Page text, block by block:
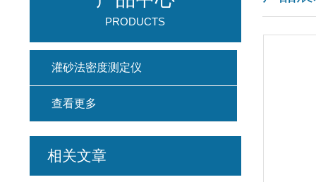
PRODUCTS
灌砂法密度测定仪
查看更多
相关文章